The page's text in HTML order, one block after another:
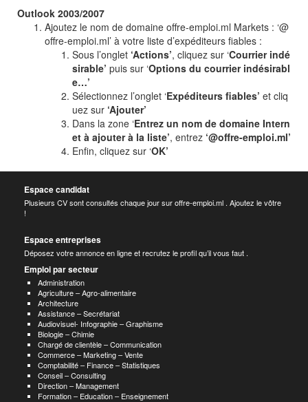
Outlook 2003/2007
Ajoutez le nom de domaine offre-emploi.ml Markets : ‘@
offre-emploi.ml’ à votre liste d’expéditeurs fiables :
Sous l’onglet ‘Actions’, cliquez sur ‘Courrier indé
sirable’ puis sur ‘Options du courrier indésirabl
e…’
Sélectionnez l’onglet ‘Expéditeurs fiables’ et cliq
uez sur ‘Ajouter’
Dans la zone ‘Entrez un nom de domaine Intern
et à ajouter à la liste’, entrez ‘@offre-emploi.ml’
Enfin, cliquez sur ‘OK’
Espace candidat
Plusieurs CV sont consultés chaque jour sur offre-emploi.ml . Ajoutez le vôtre
!
Espace entreprises
Déposez votre annonce en ligne et recrutez le profil qu’il vous faut .
Emploi par secteur
Administration
Agriculture – Agro-alimentaire
Architecture
Assistance – Secrétariat
Audiovisuel- Infographie – Graphisme
Biologie – Chimie
Chargé de clientèle – Communication
Commerce – Marketing – Vente
Comptabilité – Finance – Statistiques
Conseil – Consulting
Direction – Management
Formation – Education – Enseignement